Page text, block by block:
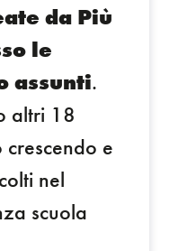
da Più
le
assunti.
altri 18
crescendo e
nel
scuola